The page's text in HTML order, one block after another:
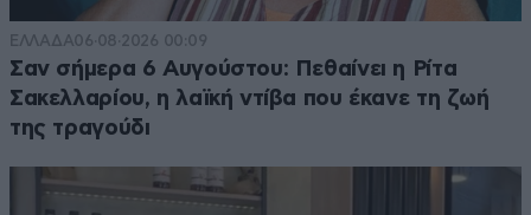
ΕΛΛΑΔΑ06·08·2026 00:09
Σαν σήμερα 6 Αυγούστου: Πεθαίνει η Ρίτα
Σακελλαρίου, η λαϊκή ντίβα που έκανε τη ζωή
της τραγούδι